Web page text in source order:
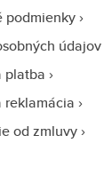
podmienky
údajov
platba
reklamácia
od zmluvy